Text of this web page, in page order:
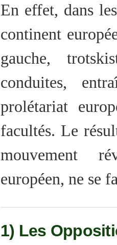
En effet, dans
continent
gauche,
conduites,
prolétariat
facultés. Le
mouvement
européen, ne se
1) Les